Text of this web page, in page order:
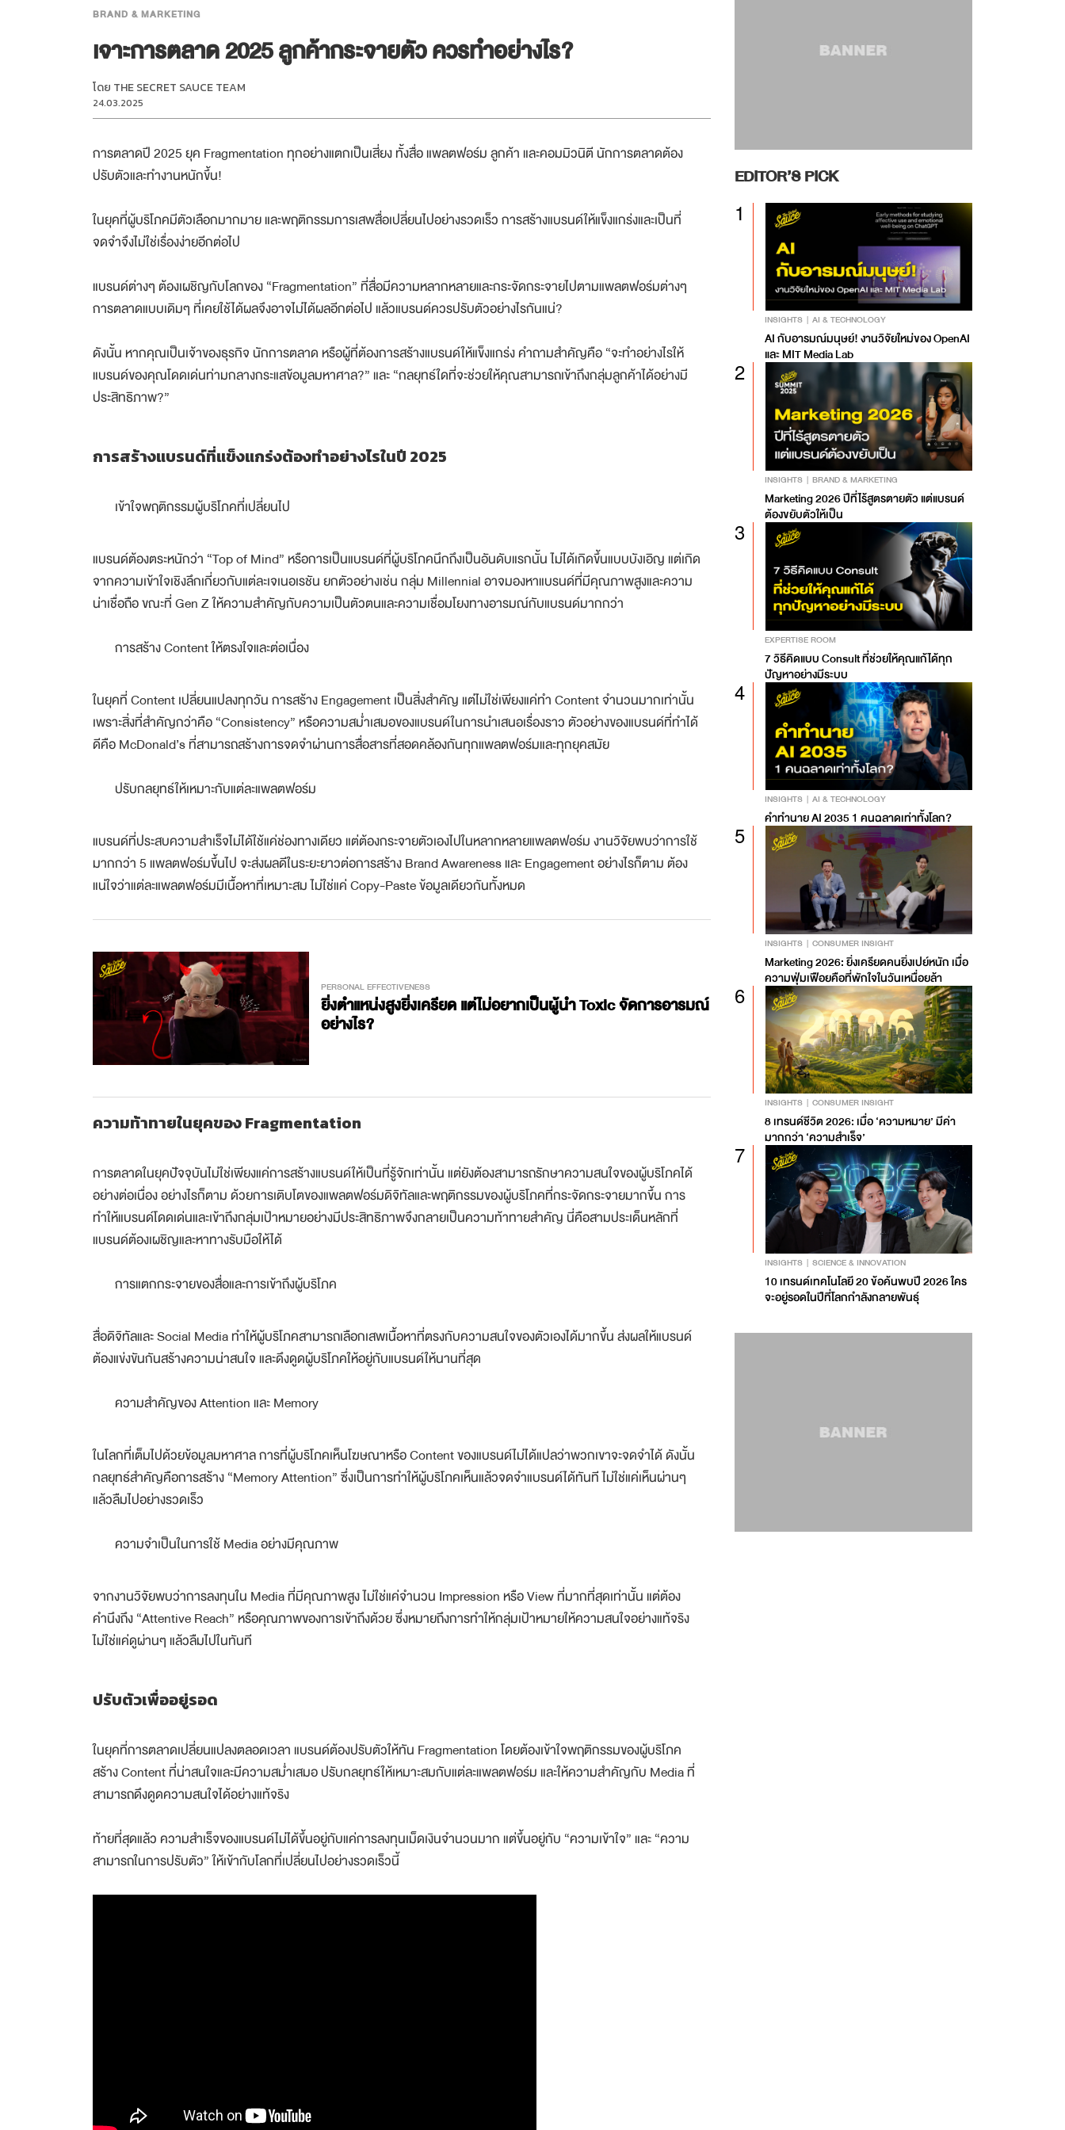
BRAND & MARKETING
เจาะการตลาด 2025 ลูกค้ากระจายตัว ควรทำอย่างไร?
โดย THE SECRET SAUCE TEAM
24.03.2025
การตลาดปี 2025 ยุค Fragmentation ทุกอย่างแตกเป็นเสี่ยง ทั้งสื่อ แพลตฟอร์ม ลูกค้า และคอมมิวนิตี นักการตลาดต้อง
ปรับตัวและทำงานหนักขึ้น!
ในยุคที่ผู้บริโภคมีตัวเลือกมากมาย และพฤติกรรมการเสพสื่อเปลี่ยนไปอย่างรวดเร็ว การสร้างแบรนด์ให้แข็งแกร่งและเป็นที่
จดจำจึงไม่ใช่เรื่องง่ายอีกต่อไป
แบรนด์ต่างๆ ต้องเผชิญกับโลกของ “Fragmentation” ที่สื่อมีความหลากหลายและกระจัดกระจายไปตามแพลตฟอร์มต่างๆ
การตลาดแบบเดิมๆ ที่เคยใช้ได้ผลจึงอาจไม่ได้ผลอีกต่อไป แล้วแบรนด์ควรปรับตัวอย่างไรกันแน่?
ดังนั้น หากคุณเป็นเจ้าของธุรกิจ นักการตลาด หรือผู้ที่ต้องการสร้างแบรนด์ให้แข็งแกร่ง คำถามสำคัญคือ “จะทำอย่างไรให้
แบรนด์ของคุณโดดเด่นท่ามกลางกระแสข้อมูลมหาศาล?” และ “กลยุทธ์ใดที่จะช่วยให้คุณสามารถเข้าถึงกลุ่มลูกค้าได้อย่างมี
ประสิทธิภาพ?”
การสร้างแบรนด์ที่แข็งแกร่งต้องทำอย่างไรในปี 2025
เข้าใจพฤติกรรมผู้บริโภคที่เปลี่ยนไป
แบรนด์ต้องตระหนักว่า “Top of Mind” หรือการเป็นแบรนด์ที่ผู้บริโภคนึกถึงเป็นอันดับแรกนั้น ไม่ได้เกิดขึ้นแบบบังเอิญ แต่เกิด
จากความเข้าใจเชิงลึกเกี่ยวกับแต่ละเจเนอเรชัน ยกตัวอย่างเช่น กลุ่ม Millennial อาจมองหาแบรนด์ที่มีคุณภาพสูงและความ
น่าเชื่อถือ ขณะที่ Gen Z ให้ความสำคัญกับความเป็นตัวตนและความเชื่อมโยงทางอารมณ์กับแบรนด์มากกว่า
การสร้าง Content ให้ตรงใจและต่อเนื่อง
ในยุคที่ Content เปลี่ยนแปลงทุกวัน การสร้าง Engagement เป็นสิ่งสำคัญ แต่ไม่ใช่เพียงแค่ทำ Content จำนวนมากเท่านั้น
เพราะสิ่งที่สำคัญกว่าคือ “Consistency” หรือความสม่ำเสมอของแบรนด์ในการนำเสนอเรื่องราว ตัวอย่างของแบรนด์ที่ทำได้
ดีคือ McDonald’s ที่สามารถสร้างการจดจำผ่านการสื่อสารที่สอดคล้องกันทุกแพลตฟอร์มและทุกยุคสมัย
ปรับกลยุทธ์ให้เหมาะกับแต่ละแพลตฟอร์ม
แบรนด์ที่ประสบความสำเร็จไม่ได้ใช้แค่ช่องทางเดียว แต่ต้องกระจายตัวเองไปในหลากหลายแพลตฟอร์ม งานวิจัยพบว่าการใช้
มากกว่า 5 แพลตฟอร์มขึ้นไป จะส่งผลดีในระยะยาวต่อการสร้าง Brand Awareness และ Engagement อย่างไรก็ตาม ต้อง
แน่ใจว่าแต่ละแพลตฟอร์มมีเนื้อหาที่เหมาะสม ไม่ใช่แค่ Copy-Paste ข้อมูลเดียวกันทั้งหมด
PERSONAL EFFECTIVENESS
ยิ่งตำแหน่งสูงยิ่งเครียด แต่ไม่อยากเป็นผู้นำ Toxic จัดการอารมณ์
อย่างไร?
ความท้าทายในยุคของ Fragmentation
การตลาดในยุคปัจจุบันไม่ใช่เพียงแค่การสร้างแบรนด์ให้เป็นที่รู้จักเท่านั้น แต่ยังต้องสามารถรักษาความสนใจของผู้บริโภคได้
อย่างต่อเนื่อง อย่างไรก็ตาม ด้วยการเติบโตของแพลตฟอร์มดิจิทัลและพฤติกรรมของผู้บริโภคที่กระจัดกระจายมากขึ้น การ
ทำให้แบรนด์โดดเด่นและเข้าถึงกลุ่มเป้าหมายอย่างมีประสิทธิภาพจึงกลายเป็นความท้าทายสำคัญ นี่คือสามประเด็นหลักที่
แบรนด์ต้องเผชิญและหาทางรับมือให้ได้
การแตกกระจายของสื่อและการเข้าถึงผู้บริโภค
สื่อดิจิทัลและ Social Media ทำให้ผู้บริโภคสามารถเลือกเสพเนื้อหาที่ตรงกับความสนใจของตัวเองได้มากขึ้น ส่งผลให้แบรนด์
ต้องแข่งขันกันสร้างความน่าสนใจ และดึงดูดผู้บริโภคให้อยู่กับแบรนด์ให้นานที่สุด
ความสำคัญของ Attention และ Memory
ในโลกที่เต็มไปด้วยข้อมูลมหาศาล การที่ผู้บริโภคเห็นโฆษณาหรือ Content ของแบรนด์ไม่ได้แปลว่าพวกเขาจะจดจำได้ ดังนั้น
กลยุทธ์สำคัญคือการสร้าง “Memory Attention” ซึ่งเป็นการทำให้ผู้บริโภคเห็นแล้วจดจำแบรนด์ได้ทันที ไม่ใช่แค่เห็นผ่านๆ
แล้วลืมไปอย่างรวดเร็ว
ความจำเป็นในการใช้ Media อย่างมีคุณภาพ
จากงานวิจัยพบว่าการลงทุนใน Media ที่มีคุณภาพสูง ไม่ใช่แค่จำนวน Impression หรือ View ที่มากที่สุดเท่านั้น แต่ต้อง
คำนึงถึง “Attentive Reach” หรือคุณภาพของการเข้าถึงด้วย ซึ่งหมายถึงการทำให้กลุ่มเป้าหมายให้ความสนใจอย่างแท้จริง
ไม่ใช่แค่ดูผ่านๆ แล้วลืมไปในทันที
ปรับตัวเพื่ออยู่รอด
ในยุคที่การตลาดเปลี่ยนแปลงตลอดเวลา แบรนด์ต้องปรับตัวให้ทัน Fragmentation โดยต้องเข้าใจพฤติกรรมของผู้บริโภค
สร้าง Content ที่น่าสนใจและมีความสม่ำเสมอ ปรับกลยุทธ์ให้เหมาะสมกับแต่ละแพลตฟอร์ม และให้ความสำคัญกับ Media ที่
สามารถดึงดูดความสนใจได้อย่างแท้จริง
ท้ายที่สุดแล้ว ความสำเร็จของแบรนด์ไม่ได้ขึ้นอยู่กับแค่การลงทุนเม็ดเงินจำนวนมาก แต่ขึ้นอยู่กับ “ความเข้าใจ” และ “ความ
สามารถในการปรับตัว” ให้เข้ากับโลกที่เปลี่ยนไปอย่างรวดเร็วนี้
EDITOR’S PICK
1
INSIGHTS AI & TECHNOLOGY
AI กับอารมณ์มนุษย์! งานวิจัยใหม่ของ OpenAI
และ MIT Media Lab
2
INSIGHTS BRAND & MARKETING
Marketing 2026 ปีที่ไร้สูตรตายตัว แต่แบรนด์
ต้องขยับตัวให้เป็น
3
EXPERTISE ROOM
7 วิธีคิดแบบ Consult ที่ช่วยให้คุณแก้ได้ทุก
ปัญหาอย่างมีระบบ
4
INSIGHTS AI & TECHNOLOGY
คำทำนาย AI 2035 1 คนฉลาดเท่าทั้งโลก?
5
INSIGHTS CONSUMER INSIGHT
Marketing 2026: ยิ่งเครียดคนยิ่งเปย์หนัก เมื่อ
ความฟุ่มเฟือยคือที่พักใจในวันเหนื่อยล้า
6
INSIGHTS CONSUMER INSIGHT
8 เทรนด์ชีวิต 2026: เมื่อ ‘ความหมาย’ มีค่า
มากกว่า ‘ความสำเร็จ’
7
INSIGHTS SCIENCE & INNOVATION
10 เทรนด์เทคโนโลยี 20 ข้อค้นพบปี 2026 ใคร
จะอยู่รอดในปีที่โลกกำลังกลายพันธุ์